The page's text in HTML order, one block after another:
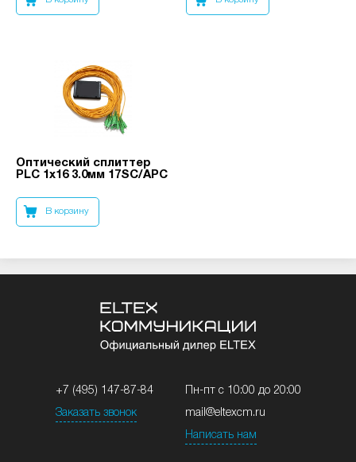
Оптический сплиттер
PLC 1x16 3.0мм 17SC/APC
В корзину
+7 (495) 147-87-84
Заказать звонок
Пн-пт с 10:00 до 20:00
mail@eltexcm.ru
Написать нам